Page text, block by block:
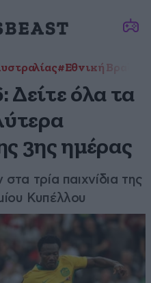
#Εθνική
Δείτε όλα τα
3ης ημέρας
τρία παιχνίδια της
Κυπέλλου